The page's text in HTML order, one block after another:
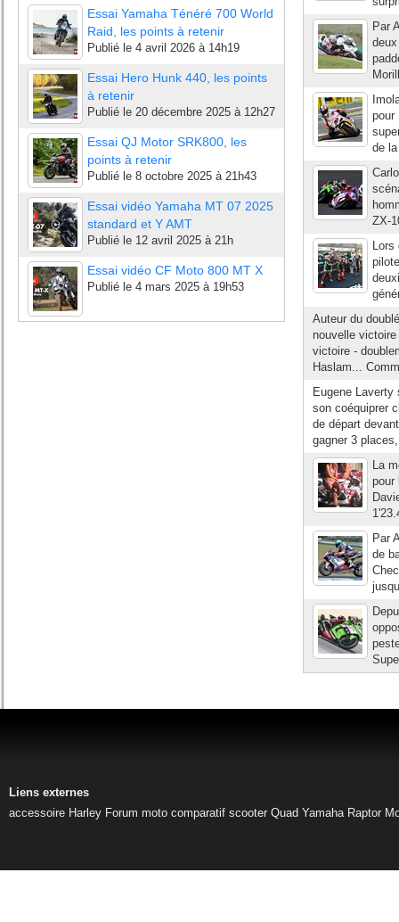
Essai Yamaha Ténéré 700 World
Raid, les points à retenir
Publié le 4 avril 2026 à 14h19
Essai Hero Hunk 440, les points
à retenir
Publié le 20 décembre 2025 à 12h27
Essai QJ Motor SRK800, les
points à retenir
Publié le 8 octobre 2025 à 21h43
Essai vidéo Yamaha MT 07 2025
standard et Y AMT
Publié le 12 avril 2025 à 21h
Essai vidéo CF Moto 800 MT X
Publié le 4 mars 2025 à 19h53
Par
pour
de
ZX-
Lors
Auteur du
nouvelle
victoire -
Haslam...
Eugene
son coéquiprer
de départ
gagner 3
La
pour
Par
de
Liens externes
accessoire Harley Forum moto comparatif scooter Quad Yamaha Raptor